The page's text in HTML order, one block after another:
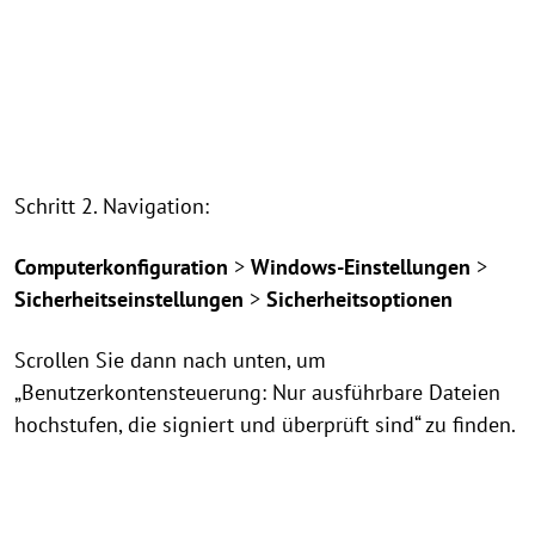
Schritt 2. Navigation:
Computerkonfiguration > Windows-Einstellungen >
Sicherheitseinstellungen > Sicherheitsoptionen
Scrollen Sie dann nach unten, um
„Benutzerkontensteuerung: Nur ausführbare Dateien
hochstufen, die signiert und überprüft sind“ zu finden.